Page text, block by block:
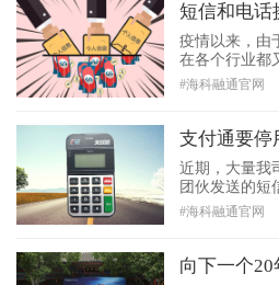
短信和电话
疫情以来，由
在各个行业都
#海科融通官网
支付通要停
近期，大量我
团伙发送的短
#海科融通官网
向下一个20